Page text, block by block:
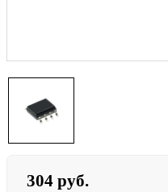
304 руб.